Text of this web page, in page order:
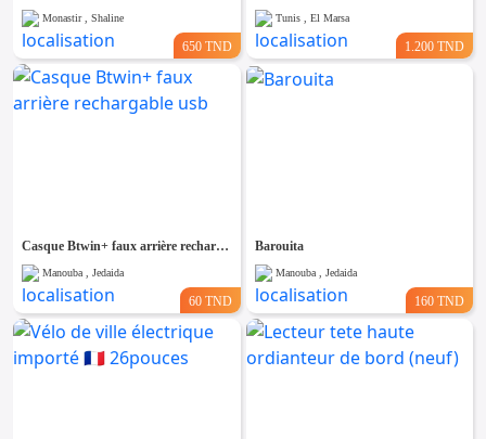
Monastir , Shaline
650 TND
Tunis , El Marsa
1.200 TND
Casque Btwin+ faux arrière rechargable usb
Manouba , Jedaida
60 TND
Barouita
Manouba , Jedaida
160 TND